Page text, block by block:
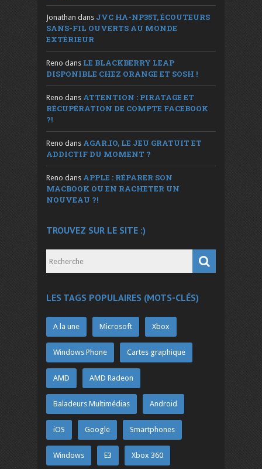
Jonathan dans JVC HA-NP35T, ÉCOUTEURS
SANS-FIL OUVERTS AU MONDE
EXTÉRIEUR
Reno dans LE BLACKBERRY LEAP
DISPONIBLE CHEZ ORANGE ET SOSH !
Reno dans ATTENTION : PIRATAGE ET
RÉCUPÉRATION DE COMPTE FACEBOOK
?!
Reno dans AGAR.IO, LE JEU GRATUIT ET
ADDICTIF DU MOMENT ?
Reno dans APPLE : RÉPARER SON
MACBOOK OU EN RACHETER UN
NOUVEAU ?!
TROUVEZ SUR LE SITE :)
LES TAGS POPULAIRES (MOTS-CLÉS)
A la une Microsoft Xbox
Windows Phone Cartes graphique
AMD AMD Radeon
Baladeurs Multimédias Android
iOS Google Smartphones
Windows E3 Xbox 360